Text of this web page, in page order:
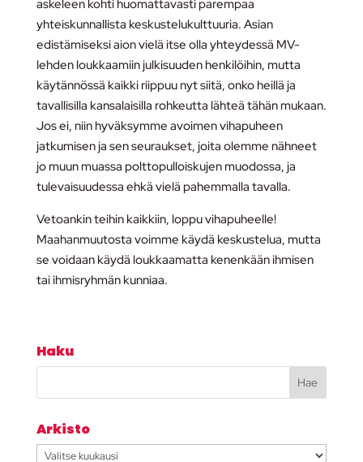
askeleen kohti huomattavasti parempaa
yhteiskunnallista keskustelukulttuuria. Asian
edistämiseksi aion vielä itse olla yhteydessä MV-
lehden loukkaamiin julkisuuden henkilöihin, mutta
käytännössä kaikki riippuu nyt siitä, onko heillä ja
tavallisilla kansalaisilla rohkeutta lähteä tähän mukaan.
Jos ei, niin hyväksymme avoimen vihapuheen
jatkumisen ja sen seuraukset, joita olemme nähneet
jo muun muassa polttopulloiskujen muodossa, ja
tulevaisuudessa ehkä vielä pahemmalla tavalla.
Vetoankin teihin kaikkiin, loppu vihapuheelle!
Maahanmuutosta voimme käydä keskustelua, mutta
se voidaan käydä loukkaamatta kenenkään ihmisen
tai ihmisryhmän kunniaa.
Haku
Arkisto
Arkisto